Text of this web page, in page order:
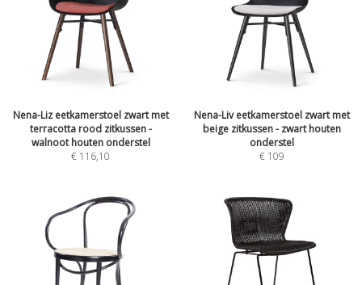
Nena-Liz eetkamerstoel zwart met
terracotta rood zitkussen -
walnoot houten onderstel
€ 116,10
Nena-Liv eetkamerstoel zwart met
beige zitkussen - zwart houten
onderstel
€ 109